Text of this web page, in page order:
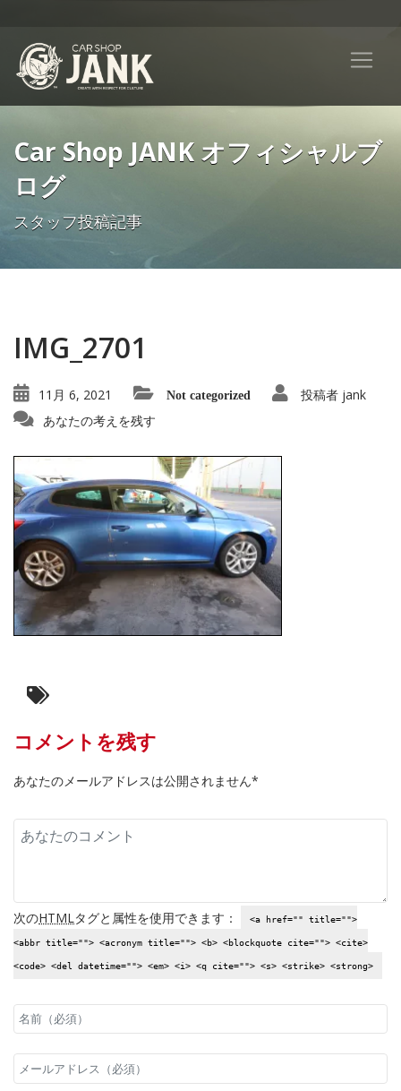
Car Shop JANK オフィシャルブ
ログ
スタッフ投稿記事
IMG_2701
11月 6, 2021 Not categorized 投稿者 jank
あなたの考えを残す
コメントを残す
あなたのメールアドレスは公開されません*
次のHTML タグと属性を使用できます： <a href="" title="">
<abbr title=""> <acronym title=""> <b> <blockquote cite=""> <cite>
<code> <del datetime=""> <em> <i> <q cite=""> <s> <strike> <strong>